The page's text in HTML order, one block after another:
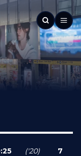
('20) 7